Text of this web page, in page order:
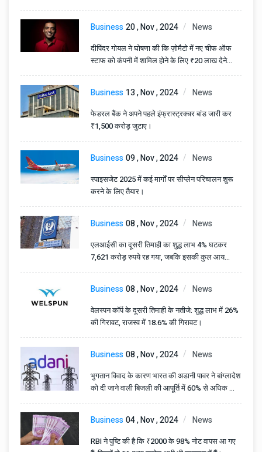
Business20 , Nov , 2024 News
दीपिंदर गोयल ने घोषणा की कि ज़ोमैटो में नए चीफ ऑफ
स्टाफ को कंपनी में शामिल होने के लिए ₹20 लाख देने
होंगे।
Business 13 , Nov , 2024 News
फेडरल बैंक ने अपने पहले इंफ्रास्ट्रक्चर बांड जारी कर
₹1,500 करोड़ जुटाए।
Business09 , Nov , 2024 News
स्पाइसजेट 2025 में कई मार्गों पर सीप्लेन परिचालन शुरू
करने के लिए तैयार।
Business08 , Nov , 2024 News
एलआईसी का दूसरी तिमाही का शुद्ध लाभ 4% घटकर
7,621 करोड़ रुपये रह गया, जबकि इसकी कुल आय
बढ़कर 2,29,620 करोड़ रुपये हो गई।
Business08 , Nov , 2024 News
वेलस्पन कॉर्प के दूसरी तिमाही के नतीजे: शुद्ध लाभ में 26%
की गिरावट, राजस्व में 18.6% की गिरावट।
Business08 , Nov , 2024 News
भुगतान विवाद के कारण भारत की अडानी पावर ने बांग्लादेश
को दी जाने वाली बिजली की आपूर्ति में 60% से अधिक की
कटौती की।
Business04 , Nov , 2024 News
RBI ने पुष्टि की है कि ₹2000 के 98% नोट वापस आ गए